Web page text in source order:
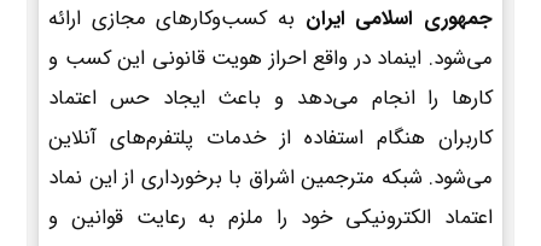
جمهوری اسلامی ایران به کسب‌وکارهای مجازی ارائه
می‌شود. اینماد در واقع احراز هویت قانونی این کسب و
کارها را انجام می‌دهد و باعث ایجاد حس اعتماد
کاربران هنگام استفاده از خدمات پلتفرم‌های آنلاین
می‌شود. شبکه مترجمین اشراق با برخورداری از این نماد
اعتماد الکترونیکی خود را ملزم به رعایت قوانین و